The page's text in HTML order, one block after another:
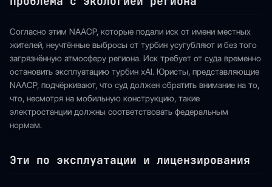
Согласно этим NAACP, которые подали иск от имени местных
жителей, неучтённые выбросы от турбин усугубляют и без того
загрязнённую атмосферу региона. Иск требует от суда временно
остановить эксплуатацию турбин xAI. Юристы, представляющие
NAACP, подчёркивают, что суд должен обратить внимание на то,
что, несмотря на мобильную конструкцию, такие
электростанции должны соответствовать федеральным
нормам.
Эти по эксплуатации и лицензирования